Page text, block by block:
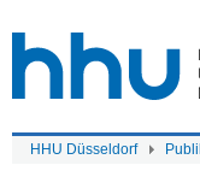
HHU Düsseldorf